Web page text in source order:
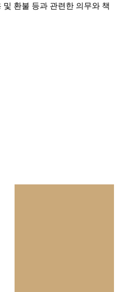
환불 등과 관련한 의무와 책